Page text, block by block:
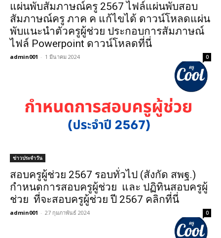
แผ่นพับสัมภาษณ์ครู 2567 ไฟล์แผ่นพับสอบ
สัมภาษณ์ครู ภาค ค แก้ไขได้ ดาวน์โหลดแผ่น
พับแนะนำตัวครูผู้ช่วย ประกอบการสัมภาษณ์
ไฟล์ Powerpoint ดาวน์โหลดที่นี่
admin001 - 1 มีนาคม 2024 0
ข่าวประจำวัน
สอบครูผู้ช่วย 2567 รอบทั่วไป (สังกัด สพฐ.)
กำหนดการสอบครูผู้ช่วย และ ปฏิทินสอบครูผู้
ช่วย ที่จะสอบครูผู้ช่วย ปี 2567 คลิกที่นี่
admin001 - 27 กุมภาพันธ์ 2024 0